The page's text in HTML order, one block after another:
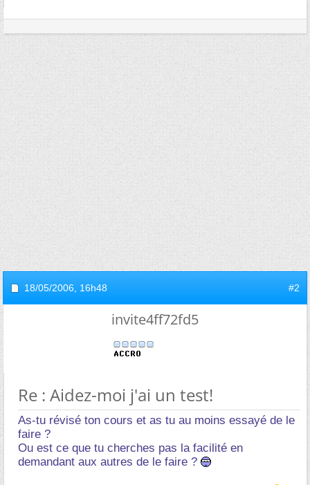
18/05/2006, 16h48 #2
invite4ff72fd5
Re : Aidez-moi j'ai un test!
As-tu révisé ton cours et as tu au moins essayé de le
faire ?
Ou est ce que tu cherches pas la facilité en
demandant aux autres de le faire ?